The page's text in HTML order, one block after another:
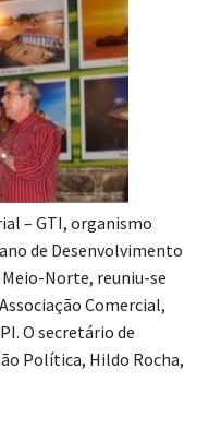
– GTI, organismo
de Desenvolvimento
Norte, reuniu-se
Comercial,
O secretário de
Política, Hildo Rocha,